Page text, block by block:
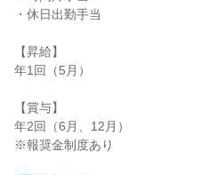
・休日出勤手当
【昇給】
年1回（5月）
【賞与】
年2回（6月、12月）
※報奨金制度あり